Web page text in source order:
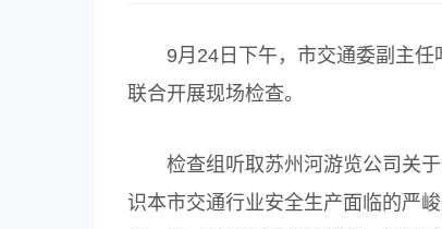
9月24日下午，市交通委副主任
联合开展现场检查。
检查组听取苏州河游览公司关于
识本市交通行业安全生产面临的严